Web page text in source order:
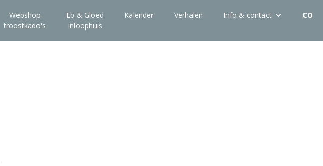
Webshop
troostkado's
Eb & Gloed
inloophuis
Kalender Verhalen Info & contact CO